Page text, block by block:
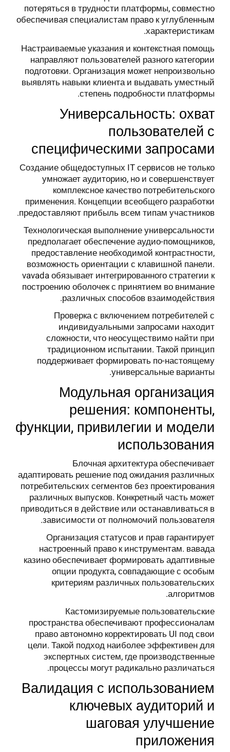
потеряться в трудности платформы, совместно
обеспечивая специалистам право к углубленным
характеристикам.
Настраиваемые указания и контекстная помощь
направляют пользователей разного категории
подготовки. Организация может непроизвольно
выявлять навыки клиента и выдавать уместный
степень подробности платформы.
Универсальность: охват
пользователей с
специфическими запросами
Создание общедоступных IT сервисов не только
умножает аудиторию, но и совершенствует
комплексное качество потребительского
применения. Концепции всеобщего разработки
предоставляют прибыль всем типам участников.
Технологическая выполнение универсальности
предполагает обеспечение аудио-помощников,
предоставление необходимой контрастности,
возможность ориентации с клавишной панели.
vavada обязывает интегрированного стратегии к
построению оболочек с принятием во внимание
различных способов взаимодействия.
Проверка с включением потребителей с
индивидуальными запросами находит
сложности, что неосуществимо найти при
традиционном испытании. Такой принцип
поддерживает формировать по-настоящему
универсальные варианты.
Модульная организация
решения: компоненты,
функции, привилегии и модели
использования
Блочная архитектура обеспечивает
адаптировать решение под ожидания различных
потребительских сегментов без проектирования
различных выпусков. Конкретный часть может
приводиться в действие или останавливаться в
зависимости от полномочий пользователя.
Организация статусов и прав гарантирует
настроенный право к инструментам. вавада
казино обеспечивает формировать адаптивные
опции продукта, совпадающие с особым
критериям различных пользовательских
алгоритмов.
Кастомизируемые пользовательские
пространства обеспечивают профессионалам
право автономно корректировать UI под свои
цели. Такой подход наиболее эффективен для
экспертных систем, где производственные
процессы могут радикально различаться.
Валидация с использованием
ключевых аудиторий и
шаговая улучшение
приложения